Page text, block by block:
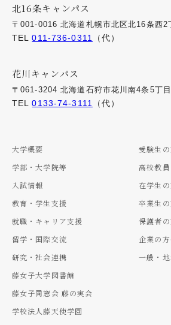
北16条キャンパス
〒001-0016 北海道札幌市北区北16条西2
TEL011-736-0311 （代）
花川キャンパス
〒061-3204 北海道石狩市花川南4条5丁目
TEL0133-74-3111 （代）
大学概要
学部・大学院等
入試情報
教育・学生支援
就職・キャリア支援
留学・国際交流
研究・社会連携
藤女子大学図書館
藤女子同窓会 藤の実会
学校法人藤天使学園
受験生
高校教
在学生
卒業生
保護者
企業の
一般・